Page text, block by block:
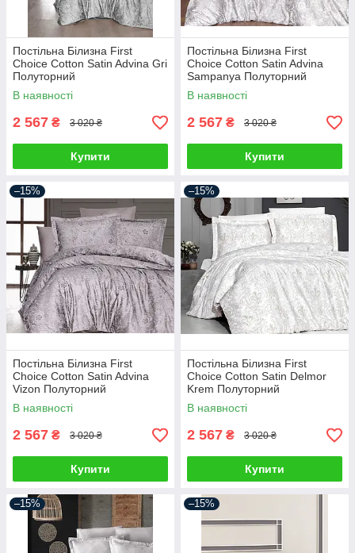
Постільна Білизна First
Choice Cotton Satin Advina Gri
Полуторний
В наявності
2 567 ₴ 3 020 ₴
Купити
Постільна Білизна First
Choice Cotton Satin Advina
Sampanya Полуторний
В наявності
2 567 ₴ 3 020 ₴
Купити
–15%
Постільна Білизна First
Choice Cotton Satin Advina
Vizon Полуторний
В наявності
2 567 ₴ 3 020 ₴
Купити
–15%
Постільна Білизна First
Choice Cotton Satin Delmor
Krem Полуторний
В наявності
2 567 ₴ 3 020 ₴
Купити
–15% –15%